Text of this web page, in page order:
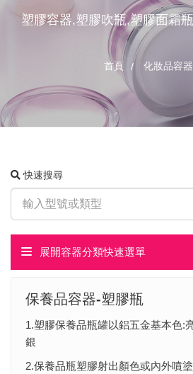
塑膠容器,塑膠吹瓶,塑膠面霜
首頁 化妝品容器
快速搜尋
展開容器分類快速選單
保養品容器-塑膠瓶
1.塑膠保養品瓶罐以鋁五金基本色:
銀
2.保養品瓶塑膠射出顏色或內外噴